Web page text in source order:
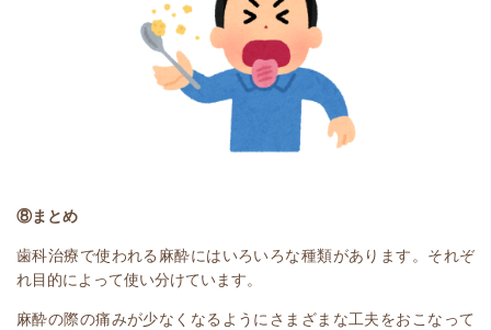
⑧まとめ
歯科治療で使われる麻酔にはいろいろな種類があります。それぞ
れ目的によって使い分けています。
麻酔の際の痛みが少なくなるようにさまざまな工夫をおこなって